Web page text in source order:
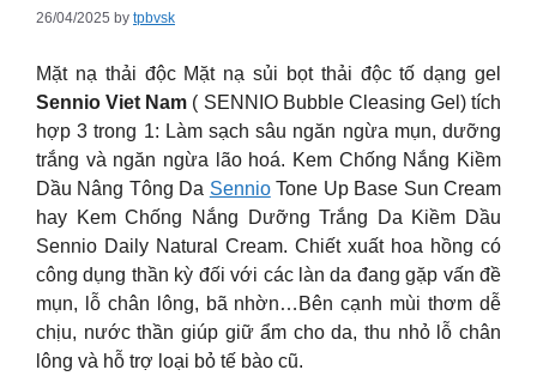
26/04/2025 by tpbvsk
Mặt nạ thải độc Mặt nạ sủi bọt thải độc tố dạng gel
Sennio Viet Nam ( SENNIO Bubble Cleasing Gel) tích
hợp 3 trong 1: Làm sạch sâu ngăn ngừa mụn, dưỡng
trắng và ngăn ngừa lão hoá. Kem Chống Nắng Kiềm
Dầu Nâng Tông Da SennioTone Up Base Sun Cream
hay Kem Chống Nắng Dưỡng Trắng Da Kiềm Dầu
Sennio Daily Natural Cream. Chiết xuất hoa hồng có
công dụng thần kỳ đối với các làn da đang gặp vấn đề
mụn, lỗ chân lông, bã nhờn…Bên cạnh mùi thơm dễ
chịu, nước thần giúp giữ ẩm cho da, thu nhỏ lỗ chân
lông và hỗ trợ loại bỏ tế bào cũ.